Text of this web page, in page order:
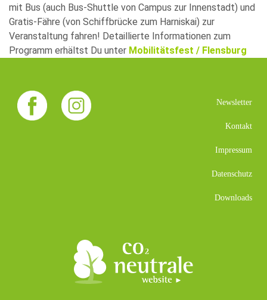
mit Bus (auch Bus-Shuttle von Campus zur Innenstadt) und
Gratis-Fähre (von Schiffbrücke zum Harniskai) zur
Veranstaltung fahren! Detaillierte Informationen zum
Programm erhältst Du unter Mobilitätsfest / Flensburg
Newsletter
Kontakt
Impressum
Datenschutz
Downloads